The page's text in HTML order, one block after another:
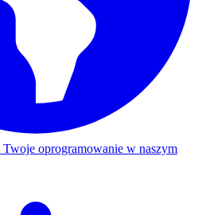
Twoje oprogramowanie w naszym